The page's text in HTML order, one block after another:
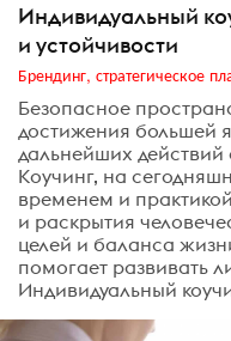
Индивидуальный
и устойчивости
Брендинг, стратегическое
Безопасное
достижения большей
дальнейших действий
Коучинг, на
временем и
и раскрытия
целей и баланса
помогает развивать
Индивидуальный